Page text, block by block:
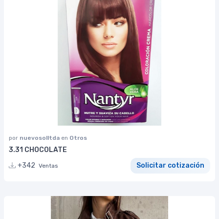
por nuevosolltda en Otros
3.31 CHOCOLATE
+342 Ventas Solicitar cotización